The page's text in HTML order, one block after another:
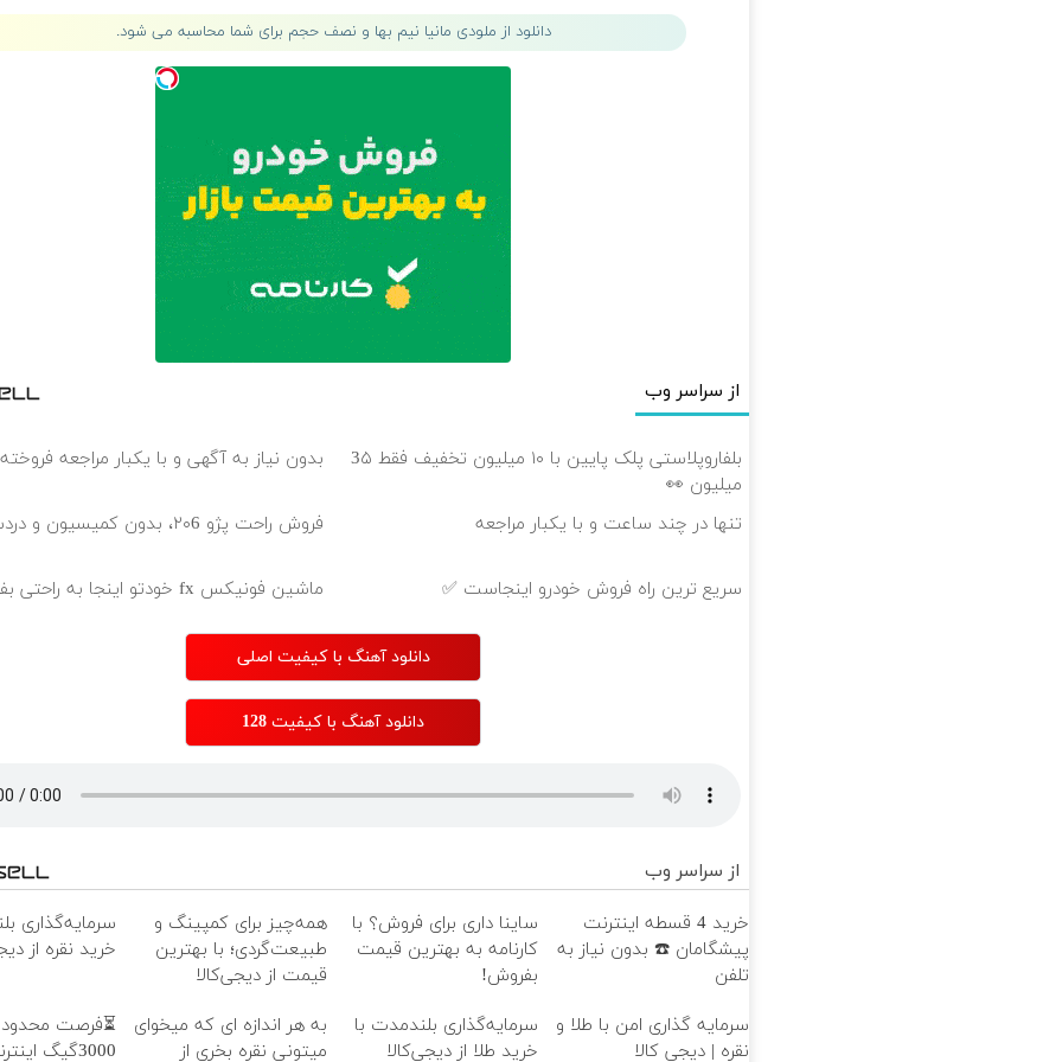
دانلود از ملودی مانیا نیم بها و نصف حجم برای شما محاسبه می شود.
از سراسر وب
بلفاروپلاستی پلک پایین با ۱۰ میلیون تخفیف فقط 3۵
میلیون 👀
بدون نیاز به آگهی و با یکبار مراجعه
تنها در چند ساعت و با یکبار مراجعه فروش راحت پژو ۲۰6، بدون کمیسیون و دردسر
سریع ترین راه فروش خودرو اینجاست ✅ ماشین فونیکس fx خودتو اینجا به راحتی بفروش
دانلود آهنگ با کیفیت اصلی
دانلود آهنگ با کیفیت 128
از سراسر وب
خرید 4 قسطه اینترنت
پیشگامان ☎️ بدون نیاز به
تلفن
ساینا داری برای فروش؟ با
کارنامه به بهترین قیمت
بفروش!
همه‌چیز برای کمپینگ و
طبیعت‌گردی؛ با بهترین
قیمت از دیجی‌کالا
سرمایه‌گذاری
خرید نقره از
سرمایه گذاری امن با طلا و
نقره | دیجی کالا
سرمایه‌گذاری بلندمدت با
خرید طلا از دیجی‌کالا
به هر اندازه ای که میخوای
میتونی نقره بخری از
⏳فرصت
3000گیگ